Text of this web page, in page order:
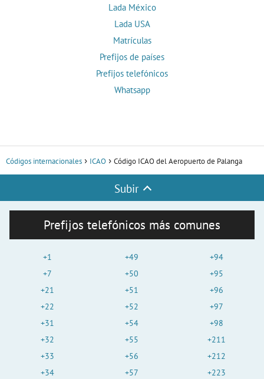
Lada México
Lada USA
Matrículas
Prefijos de países
Prefijos telefónicos
Whatsapp
Códigos internacionales ICAO Código ICAO del Aeropuerto de Palanga
Subir
Prefijos telefónicos más comunes
+1
+7
+21
+22
+31
+32
+33
+34
+49
+50
+51
+52
+54
+55
+56
+57
+94
+95
+96
+97
+98
+211
+212
+223